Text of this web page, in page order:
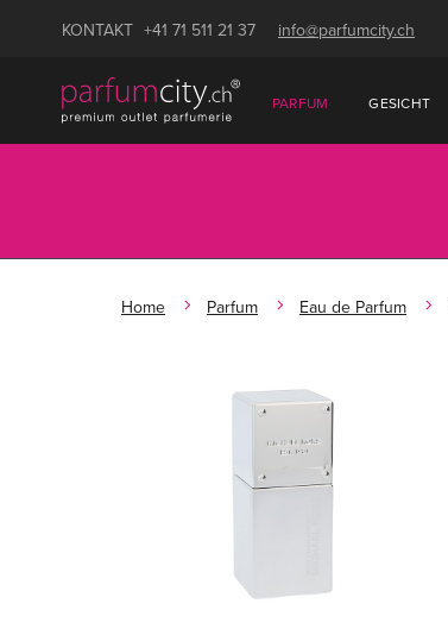
KONTAKT +41 71 511 21 37 info@parfumcity.ch
PARFUM GESICHT
Home Parfum Eau de Parfum